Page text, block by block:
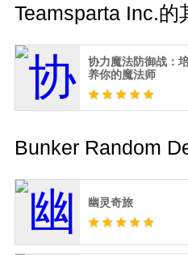
Teamsparta Inc.的
协力魔法防御战：
养你的魔法师
Bunker Random
幽灵奇旅